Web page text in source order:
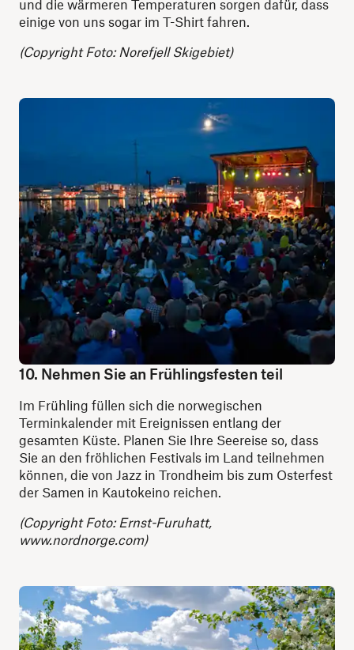
und die wärmeren Temperaturen sorgen dafür, dass
einige von uns sogar im T-Shirt fahren.
(Copyright Foto: Norefjell Skigebiet)
10. Nehmen Sie an Frühlingsfesten teil
Im Frühling füllen sich die norwegischen
Terminkalender mit Ereignissen entlang der
gesamten Küste. Planen Sie Ihre Seereise so, dass
Sie an den fröhlichen Festivals im Land teilnehmen
können, die von Jazz in Trondheim bis zum Osterfest
der Samen in Kautokeino reichen.
(Copyright Foto: Ernst-Furuhatt,
www.nordnorge.com)